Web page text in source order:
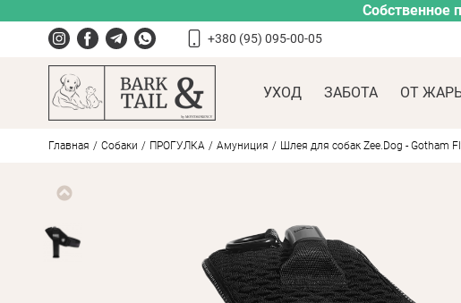
Собственное
+380 (95) 095-00-05
УХОД ЗАБОТА ОТ
Главная Собаки ПРОГУЛКА Амуниция Шлея для собак Zee.Dog - Gotham